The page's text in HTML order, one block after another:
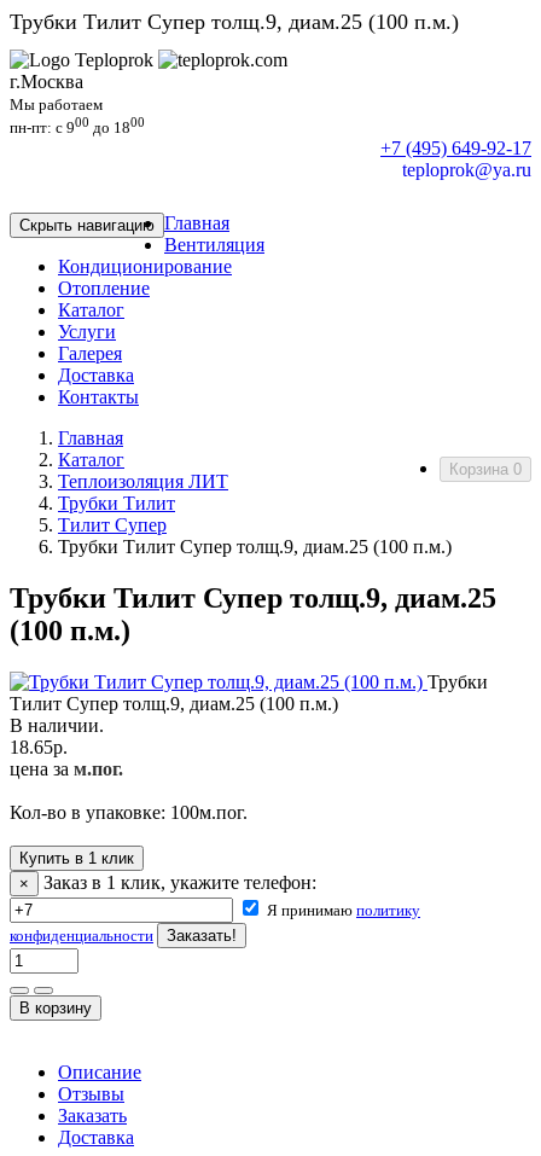
Трубки Тилит Супер толщ.9, диам.25 (100 п.м.)
г.Москва
Мы работаем
пн-пт: c 900 до 1800
+7 (495) 649-92-17
teploprok@ya.ru
Скрыть навигацию Главная
Вентиляция
Кондиционирование
Отопление
Каталог
Услуги
Галерея
Доставка
Контакты
Корзина 0
Главная
Каталог
Теплоизоляция ЛИТ
Трубки Тилит
Тилит Супер
Трубки Тилит Супер толщ.9, диам.25 (100 п.м.)
Трубки Тилит Супер толщ.9, диам.25
(100 п.м.)
Трубки
Тилит Супер толщ.9, диам.25 (100 п.м.)
В наличии.
18.65р.
цена за м.пог.
Кол-во в упаковке: 100м.пог.
Купить в 1 клик
×
Заказ в 1 клик, укажите телефон:
Я принимаю политику
конфиденциальности
Описание
Отзывы
Заказать
Доставка